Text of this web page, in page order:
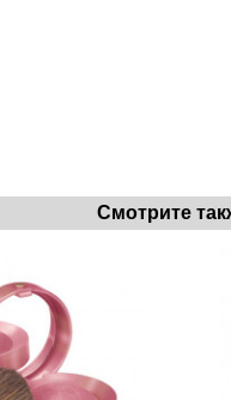
Смотрите